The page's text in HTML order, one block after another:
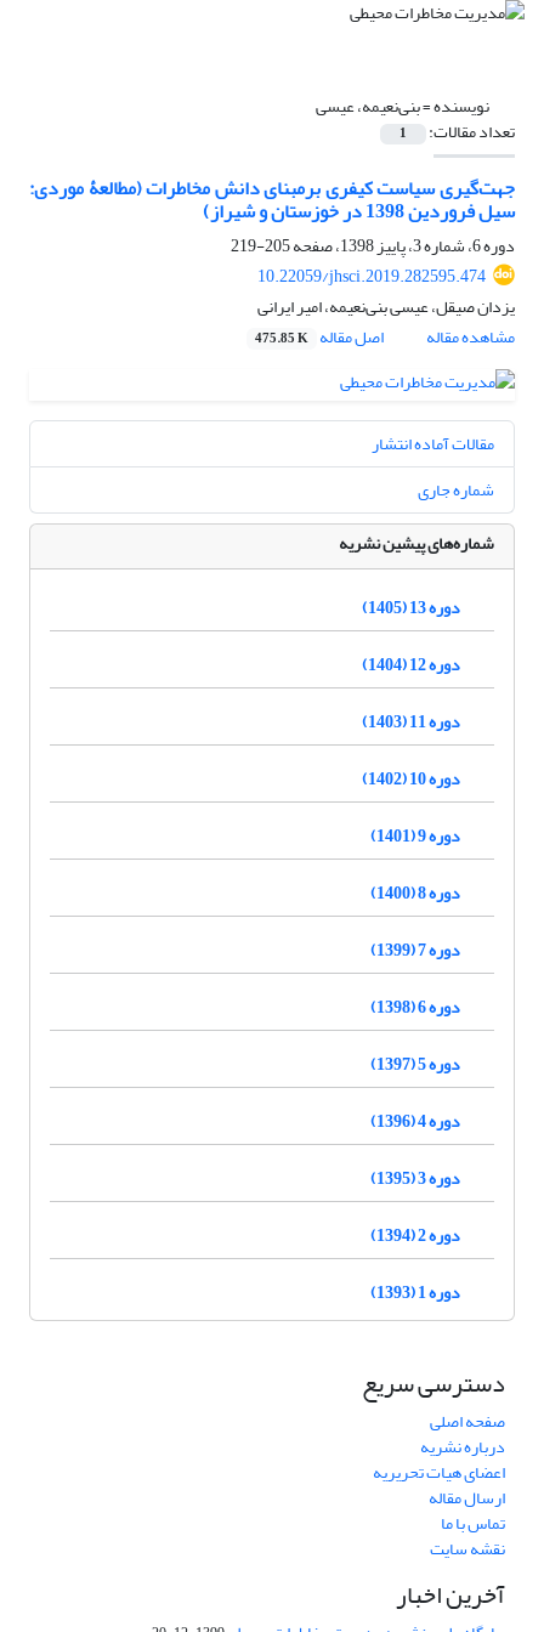
نویسنده =بنی‌نعیمه، عیسی
تعداد مقالات: 1
جهت‌گیری سیاست کیفری بر‌مبنای دانش مخاطرات (مطالعۀ موردی:
سیل فروردین 1398 در خوزستان و شیراز)
دوره 6، شماره 3، پاییز 1398، صفحه
205-219
10.22059/jhsci.2019.282595.474
یزدان صیقل، عیسی بنی‌نعیمه، امیر ایرانی
مشاهده مقاله
اصل مقاله 475.85 K
مقالات آماده انتشار
شماره جاری
شماره‌های پیشین نشریه
دوره 13 (1405)
دوره 12 (1404)
دوره 11 (1403)
دوره 10 (1402)
دوره 9 (1401)
دوره 8 (1400)
دوره 7 (1399)
دوره 6 (1398)
دوره 5 (1397)
دوره 4 (1396)
دوره 3 (1395)
دوره 2 (1394)
دوره 1 (1393)
دسترسی سریع
صفحه اصلی
درباره نشریه
اعضای هیات تحریریه
ارسال مقاله
تماس با ما
نقشه سایت
آخرین اخبار